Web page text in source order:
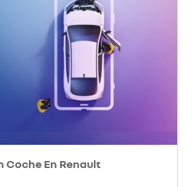
Coche En Renault